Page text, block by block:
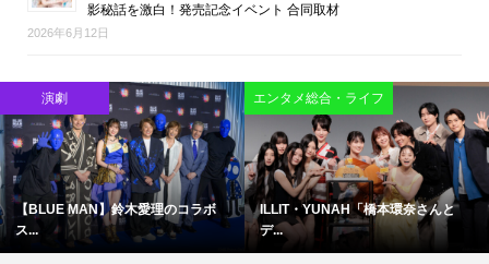
影秘話を激白！発売記念イベント 合同取材
2026年6月12日
映画
難しいテーマで映像化困難と言わ...
映画
ブルース・リーの精神が息づく現...